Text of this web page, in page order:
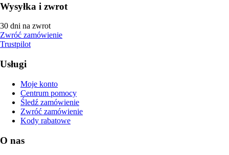
Wysyłka i zwrot
30 dni na zwrot
Zwróć zamówienie
Trustpilot
Usługi
Moje konto
Centrum pomocy
Śledź zamówienie
Zwróć zamówienie
Kody rabatowe
O nas